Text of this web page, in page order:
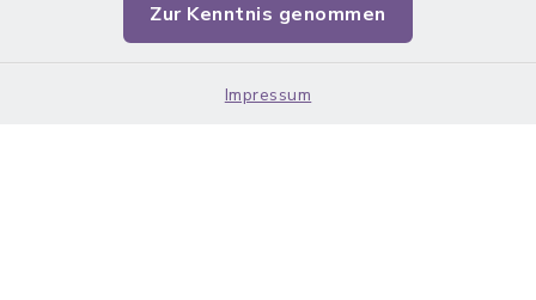
Zur Kenntnis genommen
Impressum
Datenschutz
Impressum